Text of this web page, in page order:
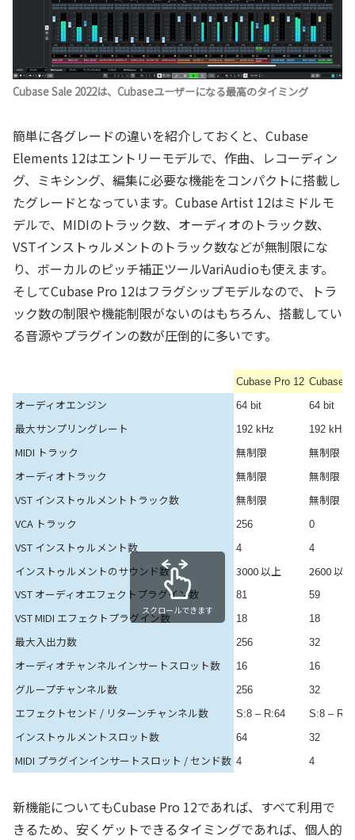
Cubase Sale 2022は、Cubaseユーザーになる最高のタイミング
簡単に各グレードの違いを紹介しておくと、Cubase
Elements 12はエントリーモデルで、作曲、レコーディン
グ、ミキシング、編集に必要な機能をコンパクトに搭載し
たグレードとなっています。Cubase Artist 12はミドルモ
デルで、MIDIのトラック数、オーディオのトラック数、
VSTインストゥルメントのトラック数などが無制限にな
り、ボーカルのピッチ補正ツールVariAudioも使えます。
そしてCubase Pro 12はフラグシップモデルなので、トラ
ック数の制限や機能制限がないのはもちろん、搭載してい
る音源やプラグインの数が圧倒的に多いです。
Cubase Pro 12 Cubase
オーディオエンジン 64 bit 64 bit
最大サンプリングレート 192 kHz 192 kHz
MIDI トラック 無制限
無制限
オーディオトラック
無制限
無制限
VST インストゥルメントトラック数
無制限
無制限
VCA トラック
256 0
VST インストゥルメント数 4 4
インストゥルメントのサウンド数 3000 以上
2600 以上
VST オーディオエフェクトプラグイン数
81 59
VST MIDI エフェクトプラグイン数 18 18
最大入出力数 256 32
オーディオチャンネルインサートスロット数 16 16
グループチャンネル数 256 32
エフェクトセンド / リターンチャンネル数 S:8 – R:64 S:8 –
インストゥルメントスロット数 64 32
MIDI プラグインインサートスロット / センド数 4 4
スクロールできます
新機能についてもCubase Pro 12であれば、すべて利用で
きるため、安くゲットできるタイミングであれば、個人的